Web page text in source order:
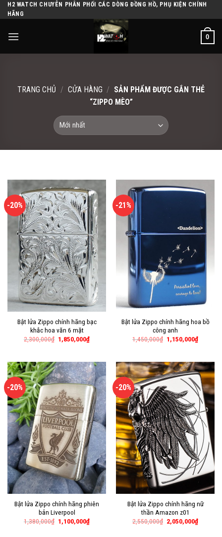
Skip
to
content
H2 WATCH CHUYÊN PHÂN PHỐI CÁC DÒNG ĐỒNG HỒ, PHỤ KIỆN CHÍNH
HÃNG
0
TRANG CHỦ / CỬA HÀNG / SẢN PHẨM ĐƯỢC GẮN THẺ
“ZIPPO MÈO”
-20%
Bật lửa Zippo chính hãng bạc
khắc hoa văn 6 mặt
2,300,000₫ 1,850,000₫
-21%
Bật lửa Zippo chính hãng hoa bồ
công anh
1,450,000₫ 1,150,000₫
-20%
Bật lửa Zippo chính hãng phiên
bản Liverpool
1,380,000₫ 1,100,000₫
-20%
Bật lửa Zippo chính hãng nữ
thần Amazon z01
2,550,000₫ 2,050,000₫